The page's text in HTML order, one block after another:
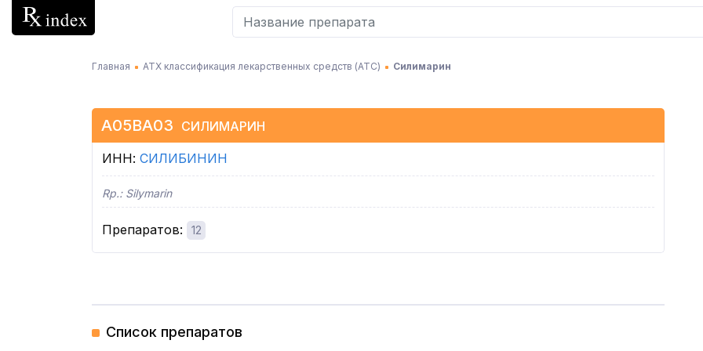
Главная АТХ классификация лекарственных средств (АТC) Силимарин
A05BA03 СИЛИМАРИН
ИНН: СИЛИБИНИН
Rp.: Silymarin
Препаратов: 12
Список препаратов